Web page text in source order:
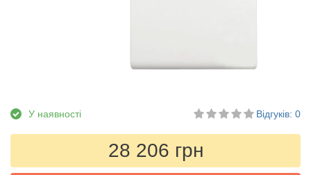
У наявності Відгуків: 0
28 206 грн